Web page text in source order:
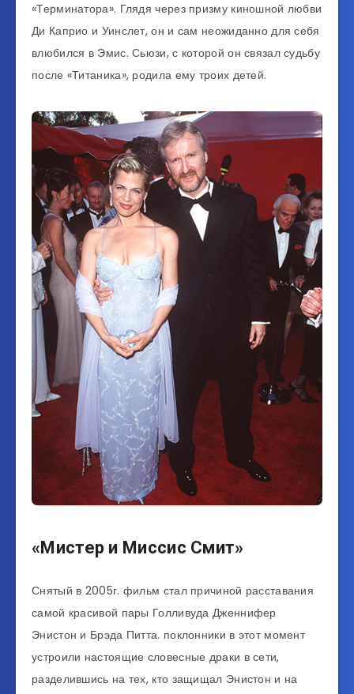
«Терминатора». Глядя через призму киношной любви
Ди Каприо и Уинслет, он и сам неожиданно для себя
влюбился в Эмис. Сьюзи, с которой он связал судьбу
после «Титаника», родила ему троих детей.
«Мистер и Миссис Смит»
Снятый в 2005г. фильм стал причиной расставания
самой красивой пары Голливуда Дженнифер
Энистон и Брэда Питта. поклонники в этот момент
устроили настоящие словесные драки в сети,
разделившись на тех, кто защищал Энистон и на